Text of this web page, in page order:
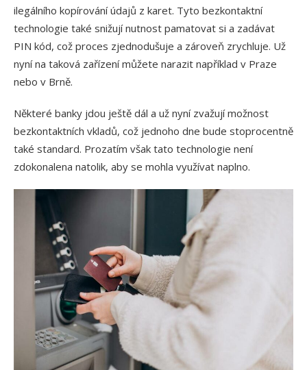
ilegálního kopírování údajů z karet. Tyto bezkontaktní
technologie také snižují nutnost pamatovat si a zadávat
PIN kód, což proces zjednodušuje a zároveň zrychluje. Už
nyní na taková zařízení můžete narazit například v Praze
nebo v Brně.
Některé banky jdou ještě dál a už nyní zvažují možnost
bezkontaktních vkladů, což jednoho dne bude stoprocentně
také standard. Prozatím však tato technologie není
zdokonalena natolik, aby se mohla využívat naplno.